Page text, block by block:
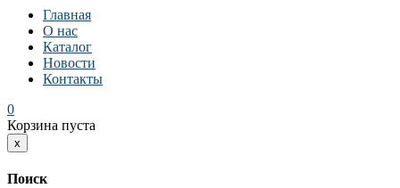
Главная
О нас
Каталог
Новости
Контакты
0
Корзина пуста
x
Поиск